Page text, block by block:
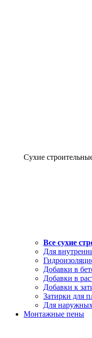
Сухие
Все сухие
Для
Добавки в
Добавки в
Добавки к
Затирки для
Для
Монтажные пены